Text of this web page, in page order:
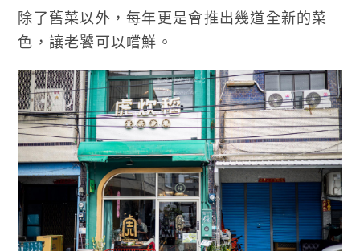
除了舊菜以外，每年更是會推出幾道全新的菜
色，讓老饕可以嚐鮮。